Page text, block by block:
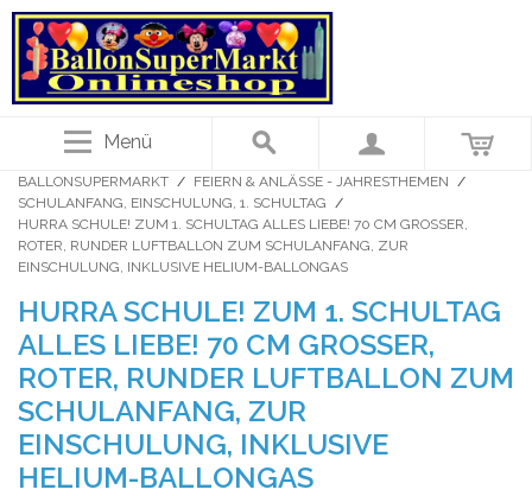
Menü
BALLONSUPERMARKT / FEIERN & ANLÄSSE - JAHRESTHEMEN /
SCHULANFANG, EINSCHULUNG, 1. SCHULTAG /
HURRA SCHULE! ZUM 1. SCHULTAG ALLES LIEBE! 70 CM GROSSER, R
OTER, RUNDER LUFTBALLON ZUM SCHULANFANG, ZUR E
INSCHULUNG, INKLUSIVE HELIUM-BALLONGAS
HURRA SCHULE! ZUM 1. SCHULTAG
ALLES LIEBE! 70 CM GROSSER, R
OTER, RUNDER LUFTBALLON ZUM S
CHULANFANG, ZUR E
INSCHULUNG, INKLUSIVE H
ELIUM-BALLONGAS